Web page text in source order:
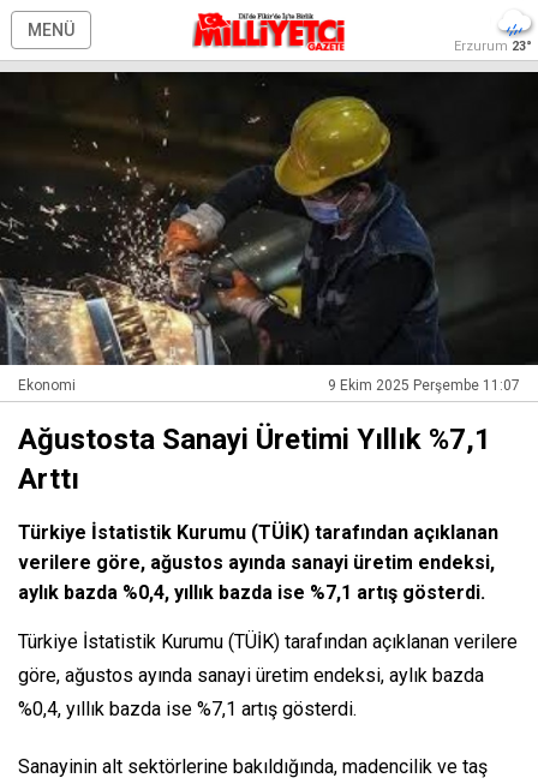
MENÜ
Erzurum 23°
Ekonomi 9 Ekim 2025 Perşembe 11:07
Ağustosta Sanayi Üretimi Yıllık %7,1
Arttı
Türkiye İstatistik Kurumu (TÜİK) tarafından açıklanan
verilere göre, ağustos ayında sanayi üretim endeksi,
aylık bazda %0,4, yıllık bazda ise %7,1 artış gösterdi.
Türkiye İstatistik Kurumu (TÜİK) tarafından açıklanan verilere
göre, ağustos ayında sanayi üretim endeksi, aylık bazda
%0,4, yıllık bazda ise %7,1 artış gösterdi.
Sanayinin alt sektörlerine bakıldığında, madencilik ve taş